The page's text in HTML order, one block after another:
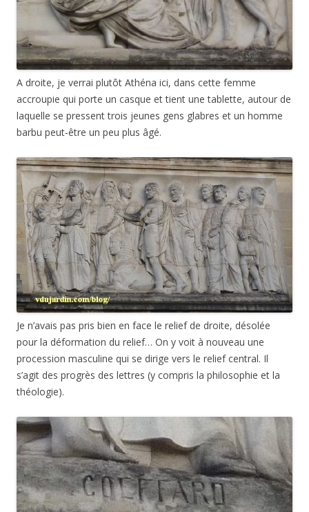
A droite, je verrai plutôt Athéna ici, dans cette femme
accroupie qui porte un casque et tient une tablette, autour de
laquelle se pressent trois jeunes gens glabres et un homme
barbu peut-être un peu plus âgé.
Je n’avais pas pris bien en face le relief de droite, désolée
pour la déformation du relief… On y voit à nouveau une
procession masculine qui se dirige vers le relief central. Il
s’agit des progrès des lettres (y compris la philosophie et la
théologie).